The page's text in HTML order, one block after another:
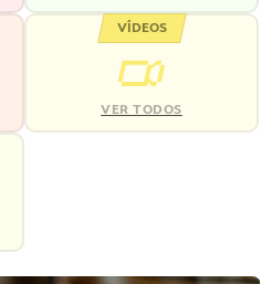
VÍDEOS
VER TODOS